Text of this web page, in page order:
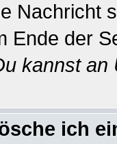
Nachricht
Ende der
kannst
ich